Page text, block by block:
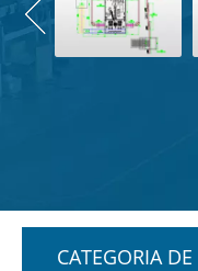
CATEGORIA